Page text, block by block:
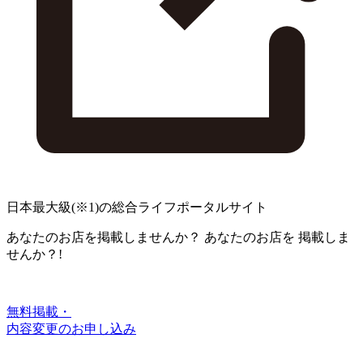
日本最大級(※1)の総合ライフポータルサイト
あなたのお店を掲載しませんか？ あなたのお店を 掲載しま
せんか？!
無料掲載・
内容変更のお申し込み